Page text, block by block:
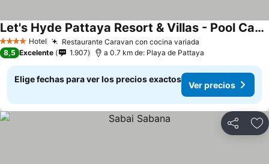
4 EstrellasHotel Restaurante Caravan con cocina variada
Let's Hyde Pattaya Resort & Villas - Pool Cabanas
Ver precios
8,5 Excelente 1.907 a 0.7 km de: Playa de Pattaya
Elige fechas para ver los precios exactos
Ver precios
Compartir